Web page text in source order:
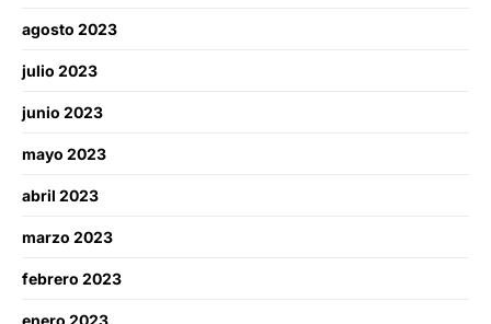
agosto 2023
julio 2023
junio 2023
mayo 2023
abril 2023
marzo 2023
febrero 2023
enero 2023